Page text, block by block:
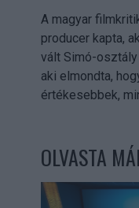
A magyar
producer kapta,
vált Simó-
aki elmondta,
értékesebbek,
OLVASTA